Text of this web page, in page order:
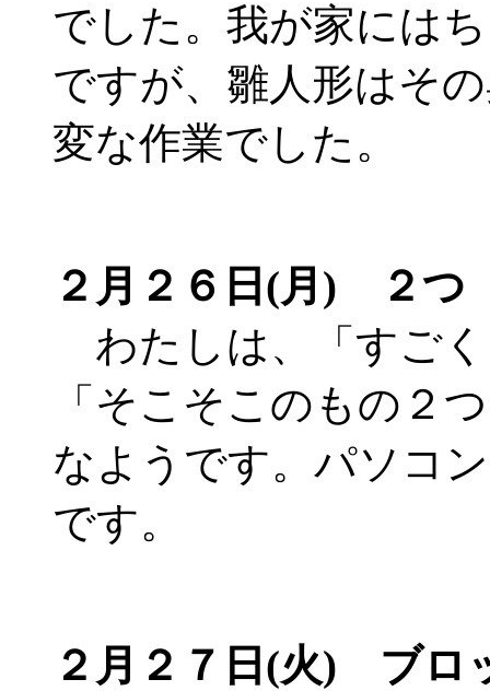
でした。我が家には
ですが、雛人形はそ
変な作業でした。
２月２６日(月) ２つ
わたしは、「すご
「そこそこのもの２
なようです。パソコ
です。
２月２７日(火) ブロ